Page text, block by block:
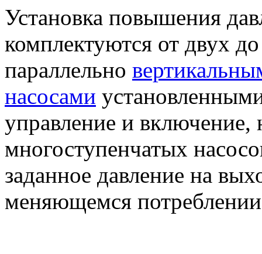
Установка повышения
комплектуются от двух
параллельно
насосами
управление и включение,
многоступенчатых
заданное давление на
меняющемся